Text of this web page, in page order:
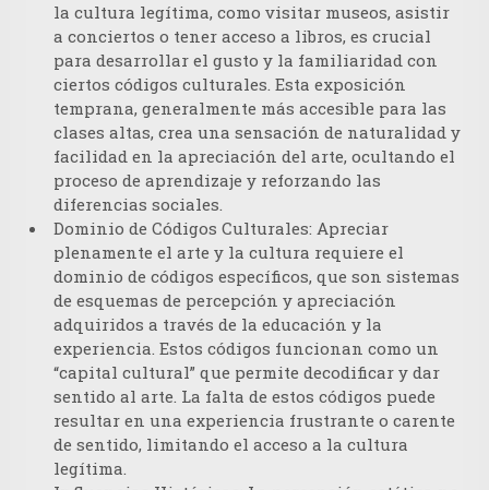
la cultura legítima, como visitar museos, asistir
a conciertos o tener acceso a libros, es crucial
para desarrollar el gusto y la familiaridad con
ciertos códigos culturales. Esta exposición
temprana, generalmente más accesible para las
clases altas, crea una sensación de naturalidad y
facilidad en la apreciación del arte, ocultando el
proceso de aprendizaje y reforzando las
diferencias sociales.
Dominio de Códigos Culturales: Apreciar
plenamente el arte y la cultura requiere el
dominio de códigos específicos, que son sistemas
de esquemas de percepción y apreciación
adquiridos a través de la educación y la
experiencia. Estos códigos funcionan como un
“capital cultural” que permite decodificar y dar
sentido al arte. La falta de estos códigos puede
resultar en una experiencia frustrante o carente
de sentido, limitando el acceso a la cultura
legítima.